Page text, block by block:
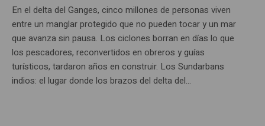
En el delta del Ganges, cinco millones de personas viven
entre un manglar protegido que no pueden tocar y un mar
que avanza sin pausa. Los ciclones borran en días lo que
los pescadores, reconvertidos en obreros y guías
turísticos, tardaron años en construir. Los Sundarbans
indios: el lugar donde los brazos del delta del...